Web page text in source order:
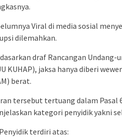
Viral di media sosial
dilemahkan.
draf Rancangan Undang-
KUHAP), jaksa hanya diberi
berat.
tersebut tertuang dalam Pasal
kategori penyidik yakni
terdiri atas: